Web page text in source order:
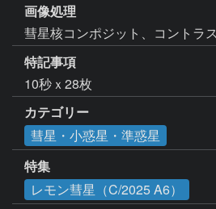
画像処理
彗星核コンポジット、コントラ
特記事項
10秒ｘ28枚
カテゴリー
彗星・小惑星・準惑星
特集
レモン彗星（C/2025 A6）